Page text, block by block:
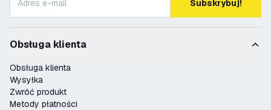
Subskrybuj!
Obsługa klienta
Obsługa klienta
Wysyłka
Zwróć produkt
Metody płatności